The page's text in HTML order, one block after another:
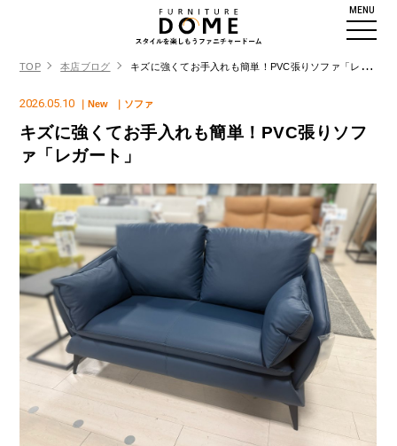
MENU
TOP 本店ブログ キズに強くてお手入れも簡単！PVC張りソファ「レガート」
2026.05.10 ｜New ｜ソファ
キズに強くてお手入れも簡単！PVC張りソフ
ァ「レガート」